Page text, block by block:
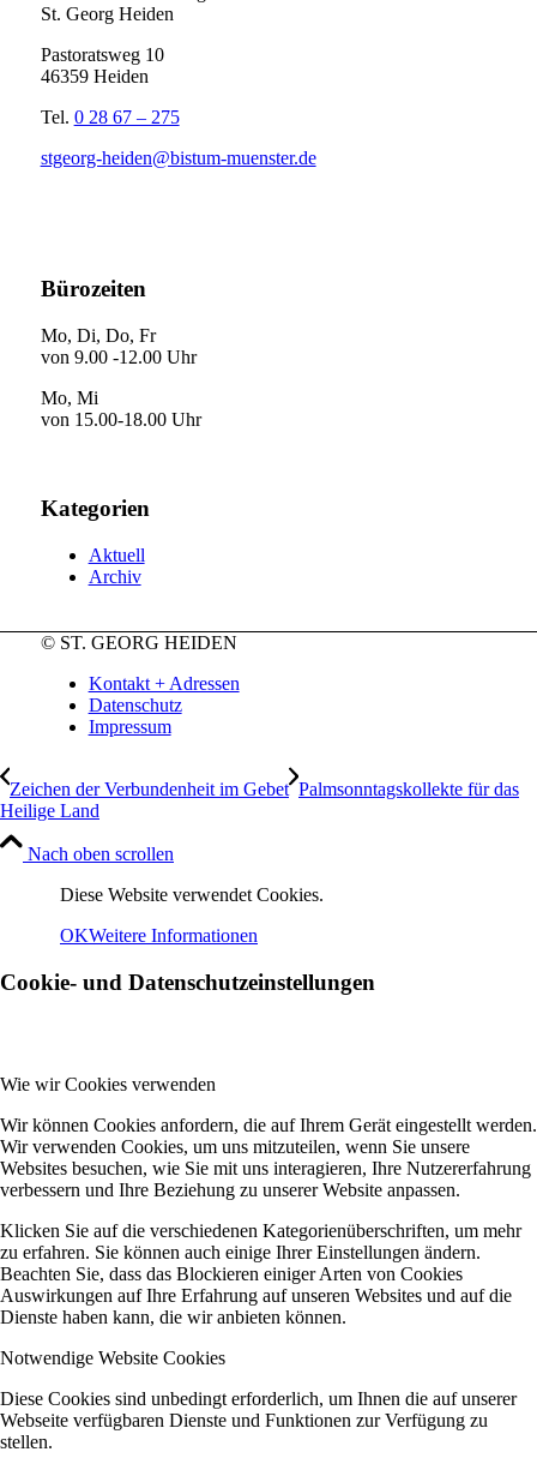
St. Georg Heiden
Pastoratsweg 10
46359 Heiden
Tel. 0 28 67 – 275
stgeorg-heiden@bistum-muenster.de
Bürozeiten
Mo, Di, Do, Fr
von 9.00 -12.00 Uhr
Mo, Mi
von 15.00-18.00 Uhr
Kategorien
Aktuell
Archiv
© ST. GEORG HEIDEN
Kontakt + Adressen
Datenschutz
Impressum
Zeichen der Verbundenheit im Gebet Palmsonntagskollekte für das
Heilige Land
Nach oben scrollen
Diese Website verwendet Cookies.
OKWeitere Informationen
Cookie- und Datenschutzeinstellungen
Wie wir Cookies verwenden
Wir können Cookies anfordern, die auf Ihrem Gerät eingestellt werden.
Wir verwenden Cookies, um uns mitzuteilen, wenn Sie unsere
Websites besuchen, wie Sie mit uns interagieren, Ihre Nutzererfahrung
verbessern und Ihre Beziehung zu unserer Website anpassen.
Klicken Sie auf die verschiedenen Kategorienüberschriften, um mehr
zu erfahren. Sie können auch einige Ihrer Einstellungen ändern.
Beachten Sie, dass das Blockieren einiger Arten von Cookies
Auswirkungen auf Ihre Erfahrung auf unseren Websites und auf die
Dienste haben kann, die wir anbieten können.
Notwendige Website Cookies
Diese Cookies sind unbedingt erforderlich, um Ihnen die auf unserer
Webseite verfügbaren Dienste und Funktionen zur Verfügung zu
stellen.